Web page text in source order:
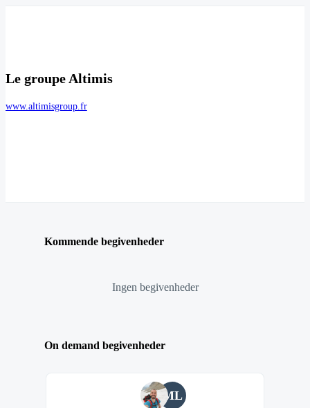
Le groupe Altimis
www.altimisgroup.fr
Kommende begivenheder
Ingen begivenheder
On demand begivenheder
ML